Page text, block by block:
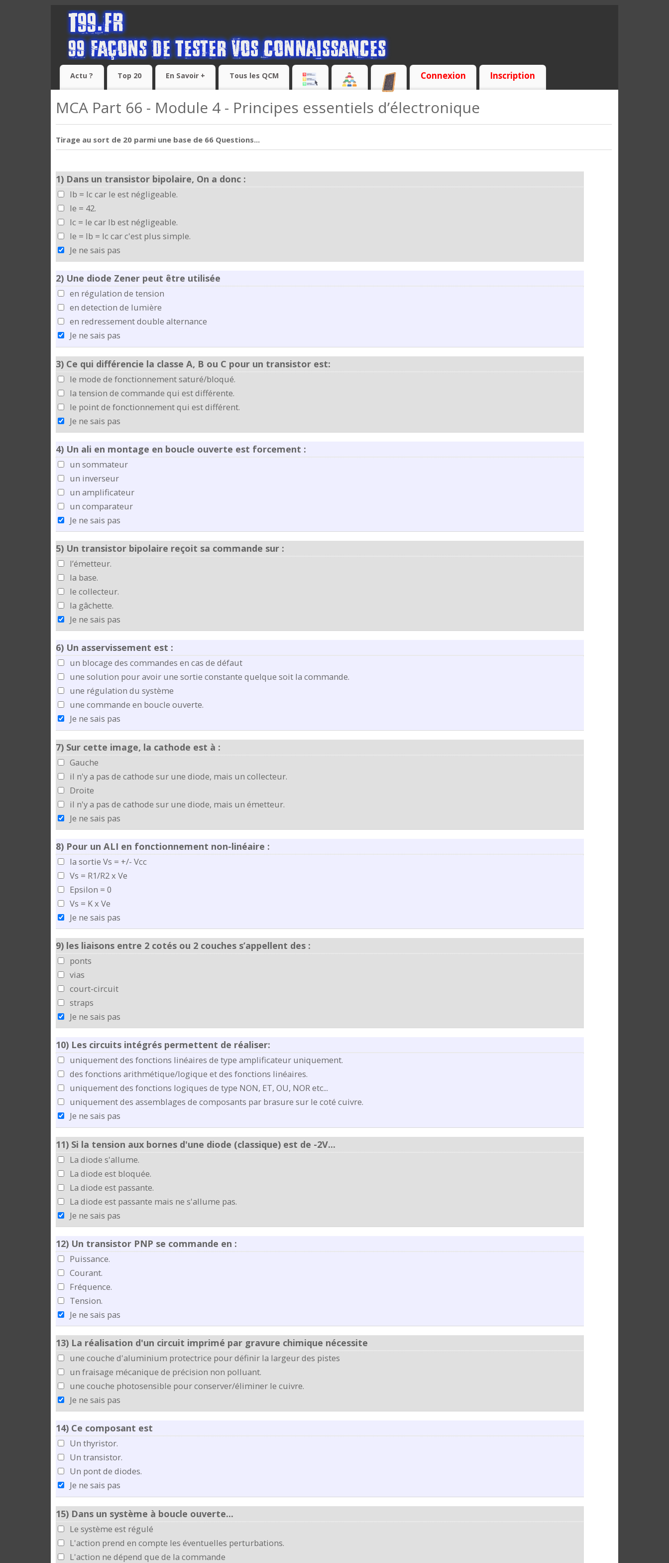
Actu ? Top 20 En Savoir + Tous les QCM Connexion Inscription
MCA Part 66 - Module 4 - Principes essentiels d’électronique
Tirage au sort de 20 parmi une base de 66 Questions...
1) Dans un transistor bipolaire, On a donc :
Ib = Ic car Ie est négligeable.
Ie = 42.
Ic = Ie car Ib est négligeable.
Ie = Ib = Ic car c'est plus simple.
Je ne sais pas
2) Une diode Zener peut être utilisée
en régulation de tension
en detection de lumière
en redressement double alternance
Je ne sais pas
3) Ce qui différencie la classe A, B ou C pour un transistor est:
le mode de fonctionnement saturé/bloqué.
la tension de commande qui est différente.
le point de fonctionnement qui est différent.
Je ne sais pas
4) Un ali en montage en boucle ouverte est forcement :
un sommateur
un inverseur
un amplificateur
un comparateur
Je ne sais pas
5) Un transistor bipolaire reçoit sa commande sur :
l’émetteur.
la base.
le collecteur.
la gâchette.
Je ne sais pas
6) Un asservissement est :
un blocage des commandes en cas de défaut
une solution pour avoir une sortie constante quelque soit la commande.
une régulation du système
une commande en boucle ouverte.
Je ne sais pas
7) Sur cette image, la cathode est à :
Gauche
il n'y a pas de cathode sur une diode, mais un collecteur.
Droite
il n'y a pas de cathode sur une diode, mais un émetteur.
Je ne sais pas
8) Pour un ALI en fonctionnement non-linéaire :
la sortie Vs = +/- Vcc
Vs = R1/R2 x Ve
Epsilon = 0
Vs = K x Ve
Je ne sais pas
9) les liaisons entre 2 cotés ou 2 couches s’appellent des :
ponts
vias
court-circuit
straps
Je ne sais pas
10) Les circuits intégrés permettent de réaliser:
uniquement des fonctions linéaires de type amplificateur uniquement.
des fonctions arithmétique/logique et des fonctions linéaires.
uniquement des fonctions logiques de type NON, ET, OU, NOR etc...
uniquement des assemblages de composants par brasure sur le coté cuivre.
Je ne sais pas
11) Si la tension aux bornes d'une diode (classique) est de -2V...
La diode s'allume.
La diode est bloquée.
La diode est passante.
La diode est passante mais ne s'allume pas.
Je ne sais pas
12) Un transistor PNP se commande en :
Puissance.
Courant.
Fréquence.
Tension.
Je ne sais pas
13) La réalisation d'un circuit imprimé par gravure chimique nécessite
une couche d'aluminium protectrice pour définir la largeur des pistes
un fraisage mécanique de précision non polluant.
une couche photosensible pour conserver/éliminer le cuivre.
Je ne sais pas
14) Ce composant est
Un thyristor.
Un transistor.
Un pont de diodes.
Je ne sais pas
15) Dans un système à boucle ouverte...
Le système est régulé
L'action prend en compte les éventuelles perturbations.
L'action ne dépend que de la commande